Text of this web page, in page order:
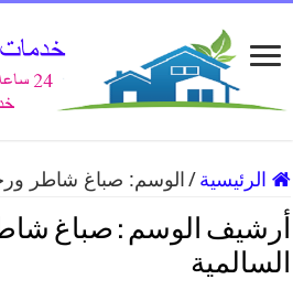
الرئيسية / الوسم: صباغ شاطر
أرشيف الوسم : صباغ
السالمية